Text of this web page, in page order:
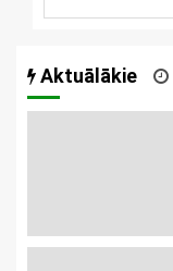
Aktuālākie